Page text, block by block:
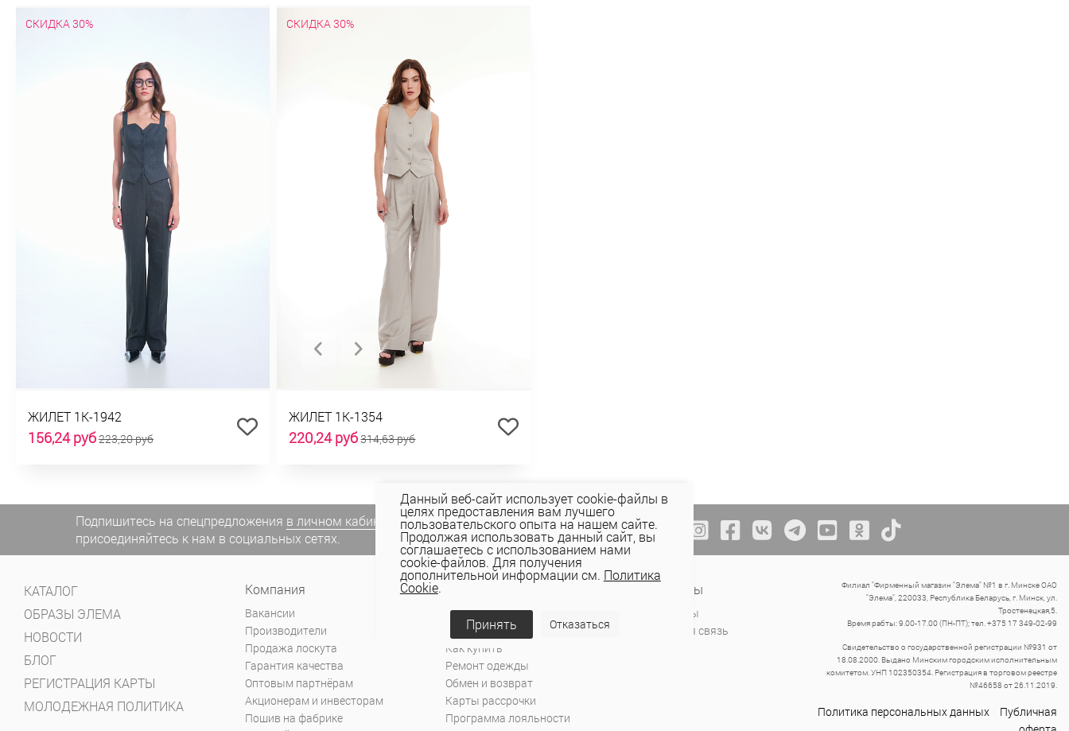
СКИДКА 30%
ЖИЛЕТ 1К-1942
156,24 руб223,20 руб
СКИДКА 30%
ЖИЛЕТ 1К-1354
220,24 руб314,63 руб
Подпишитесь на спецпредложения в личном кабинете Elema(email, viber) или
присоединяйтесь к нам в социальных сетях.
КАТАЛОГ
ОБРАЗЫ ЭЛЕМА
НОВОСТИ
БЛОГ
РЕГИСТРАЦИЯ КАРТЫ
МОЛОДЕЖНАЯ ПОЛИТИКА
Компания
Вакансии
Производители
Продажа лоскута
Гарантия качества
Оптовым партнёрам
Акционерам и инвесторам
Пошив на фабрике
Оплата
Доставка
Как купить
Ремонт одежды
Обмен и возврат
Карты рассрочки
Программа лояльности
Контакты
Магазины
Обратная связь
Филиал "Фирменный магазин "Элема" №1 в г. Минске ОАО
"Элема", 220033, Республика Беларусь, г. Минск, ул.
Тростенецкая,5.
Время рабты: 9.00-17.00 (ПН-ПТ); тел. +375 17 349-02-99
Свидетельство о государственной регистрации №931 от
18.08.2000. Выдано Минским городским исполнительным
комитетом. УНП 102350354. Регистрация в торговом реестре
№46658 от 26.11.2019.
Политика персональных данных
Публичная
Данный веб-сайт использует cookie-файлы в
целях предоставления вам лучшего
пользовательского опыта на нашем сайте.
Продолжая использовать данный сайт, вы
соглашаетесь с использованием нами
cookie-файлов. Для получения
дополнительной информации см. Политика
Cookie.
Принять Отказаться